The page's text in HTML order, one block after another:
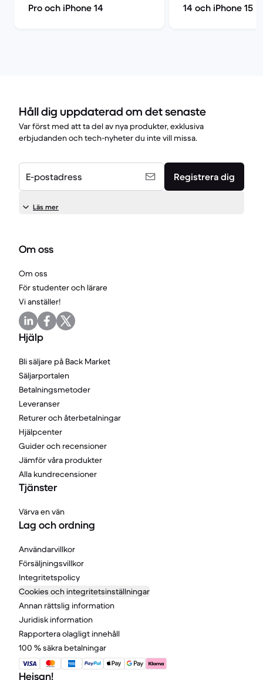
Pro och iPhone 14
14 och iPhone 15
Håll dig uppdaterad om det senaste
Var först med att ta del av nya produkter, exklusiva
erbjudanden och tech-nyheter du inte vill missa.
E-postadress Registrera dig
Läs mer
Om oss
Om oss
För studenter och lärare
Vi anställer!
Hjälp
Bli säljare på Back Market
Säljarportalen
Betalningsmetoder
Leveranser
Returer och återbetalningar
Hjälpcenter
Guider och recensioner
Jämför våra produkter
Alla kundrecensioner
Tjänster
Värva en vän
Lag och ordning
Användarvillkor
Försäljningsvillkor
Integritetspolicy
Cookies och integritetsinställningar
Annan rättslig information
Juridisk information
Rapportera olagligt innehåll
100 % säkra betalningar
Hejsan!